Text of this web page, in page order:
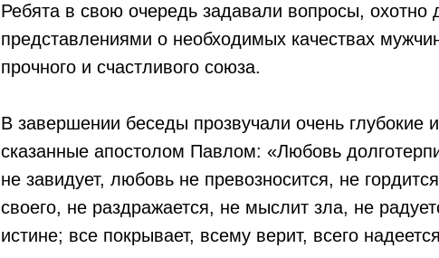
️Ребята в свою очередь задавали вопросы, охотно
представлениями о необходимых качествах
прочного и счастливого союза.
️В завершении беседы прозвучали очень глубокие
сказанные апостолом Павлом: «Любовь
не завидует, любовь не превозносится, не
своего, не раздражается, не мыслит зла, не
истине; все покрывает, всему верит, всего